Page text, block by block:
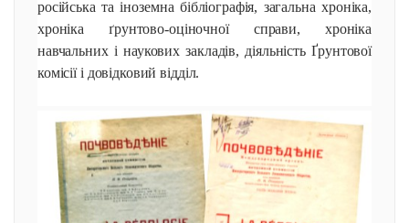
російська та іноземна бібліографія, загальна хроніка,
хроніка ґрунтово-оціночної справи, хроніка
навчальних і наукових закладів, діяльність Ґрунтової
комісії і довідковий відділ.